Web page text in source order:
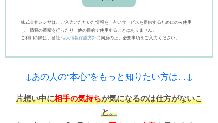
株式会社レンサは、ご入力いただいた情報を、占いサービスを提供するためにのみ使用
し、情報の蓄積を行ったり、他の目的で使用することはありません。
ご利用の際は、当社 個人情報保護方針に同意の上、必要事項をご入力ください。
↓あの人の“本心”をもっと知りたい方は…↓
片想い中に相手の気持ちが気になるのは仕方がないこ
と。